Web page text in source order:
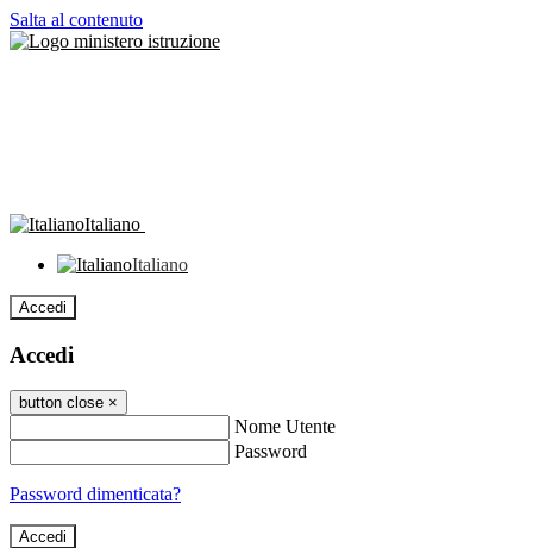
Salta al contenuto
Italiano
Italiano
Accedi
Accedi
button close ×
Nome Utente
Password
Password dimenticata?